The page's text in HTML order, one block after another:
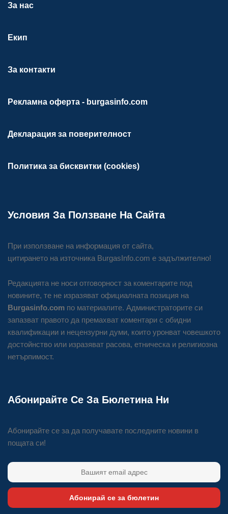
За нас
Екип
За контакти
Рекламна оферта - burgasinfo.com
Декларация за поверителност
Политика за бисквитки (cookies)
Условия За Ползване На Сайта
При използване на информация от сайта,
цитирането на източника BurgasInfo.com е задължително!
Редакцията не носи отговорност за коментарите под
новините, те не изразяват официалната позиция на
Burgasinfo.com по материалите. Администраторите си
запазват правото да премахват коментари с обидни
квалификации и нецензурни думи, които уронват човешкото
достойнство или изразяват расова, етническа и религиозна
нетърпимост.
Абонирайте Се За Бюлетина Ни
Абонирайте се за да получавате последните новини в
пощата си!
Абонирай се за бюлетин